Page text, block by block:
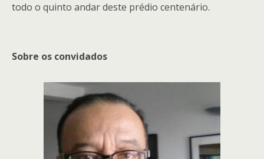
todo o quinto andar deste prédio centenário.
Sobre os convidados